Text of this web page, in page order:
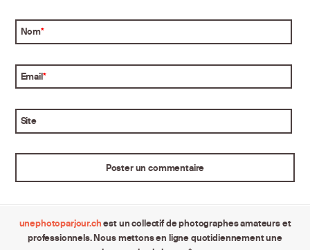
Nom*
Email*
Site
unephotoparjour.chest un collectif de photographes amateurs et
professionnels. Nous mettons en ligne quotidiennement une